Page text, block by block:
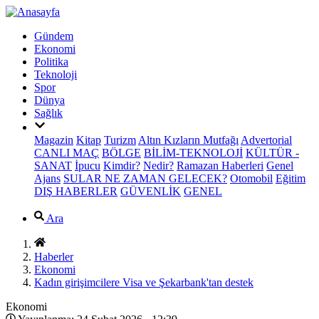
Gündem
Ekonomi
Politika
Teknoloji
Spor
Dünya
Sağlık
Magazin Kitap Turizm Altın Kızların Mutfağı Advertorial
CANLI MAÇ BÖLGE BİLİM-TEKNOLOJİ KÜLTÜR -
SANAT İpucu Kimdir? Nedir? Ramazan Haberleri Genel
Ajans SULAR NE ZAMAN GELECEK? Otomobil Eğitim
DIŞ HABERLER GÜVENLİK GENEL
Ara
Haberler
Ekonomi
Kadın girişimcilere Visa ve Şekarbank'tan destek
Ekonomi